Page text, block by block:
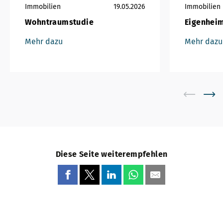
Immobilien 19.05.2026
Wohntraumstudie
Mehr dazu
Immobilien
Mehr dazu
Diese Seite weiterempfehlen